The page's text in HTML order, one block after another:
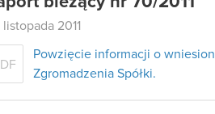
2011
Powzięcie informacji o
Zgromadzenia Spółki.